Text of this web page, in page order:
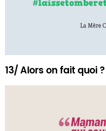
13/ Alors on fait quoi ?